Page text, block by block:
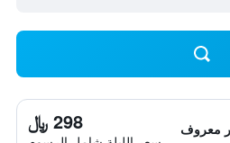
معروف 298 ﷼